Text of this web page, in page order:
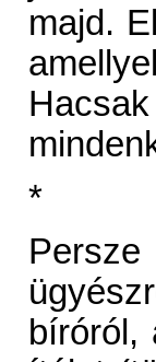
majd.
*
bíróról,